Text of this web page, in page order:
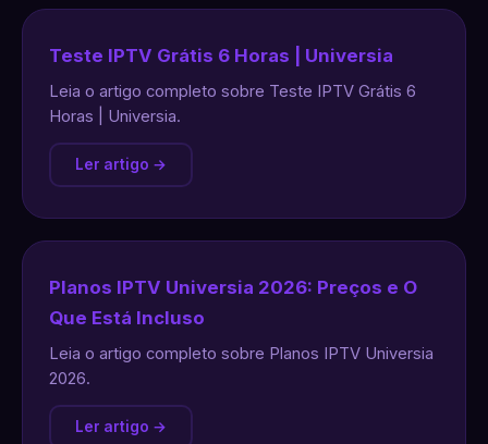
Teste IPTV Grátis 6 Horas | Universia
Leia o artigo completo sobre Teste IPTV Grátis 6
Horas | Universia.
Ler artigo →
Planos IPTV Universia 2026: Preços e O
Que Está Incluso
Leia o artigo completo sobre Planos IPTV Universia
2026.
Ler artigo →